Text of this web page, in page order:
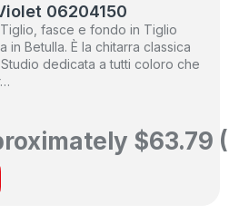
06204150
fasce e fondo in Tiglio
in Betulla. È la chitarra classica
dedicata a tutti coloro che
$63.79